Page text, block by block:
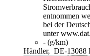
entnommen
bei der
unter
- (g/km)
Händler, DE-13088